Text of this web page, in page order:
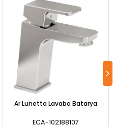
Ar Lunetta Lavabo Batarya
ECA-102188107